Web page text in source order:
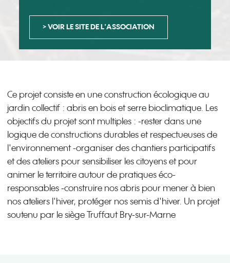
> VOIR LE SITE DE L'ASSOCIATION
Ce projet consiste en une construction écologique au
jardin collectif : abris en bois et serre bioclimatique. Les
objectifs du projet sont multiples : -rester dans une
logique de constructions durables et respectueuses de
l'environnement -organiser des chantiers participatifs
et des ateliers pour sensibiliser les citoyens et pour
animer le territoire autour de pratiques éco-
responsables -construire nos abris pour mener à bien
nos ateliers l'hiver, protéger nos semis d'hiver. Un projet
soutenu par le siège Truffaut Bry-sur-Marne